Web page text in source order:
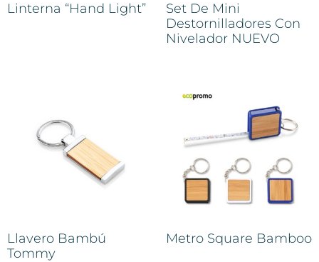
Linterna “Hand Light”
Set De Mini
Destornilladores Con
Nivelador NUEVO
Llavero Bambú
Tommy
Metro Square Bamboo